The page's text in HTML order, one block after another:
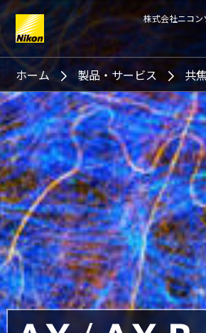
株式会社ニコン
Search keyword(s)
ホーム 製品・サービス 共